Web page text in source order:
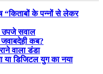
“किताबों के पन्नों से लेकर
उपजे सवाल
कब?
वाला डंडा
या डिजिटल युग का नया